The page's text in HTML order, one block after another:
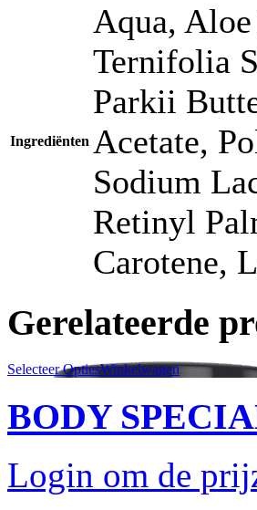
Ingrediënten
Aqua,
Ternifolia
Parkii
Acetate,
Sodium
Retinyl
Carotene,
Gerelateerde
Selecteer OptiesWinkelwagen
BODY
Login om de